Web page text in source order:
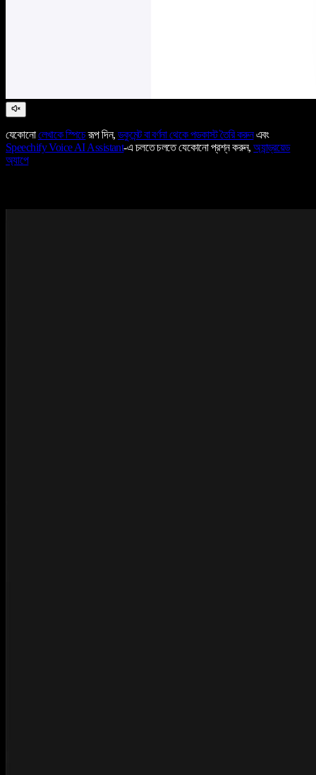
যেকোনোলেখাকে স্পিচেরূপ দিন, ডকুমেন্ট বা বর্ণনা থেকে পডকাস্ট তৈরি করুনএবং
Speechify Voice AI Assistant-এ চলতে চলতে যেকোনো প্রশ্ন করুন,অ্যান্ড্রয়েড
অ্যাপে